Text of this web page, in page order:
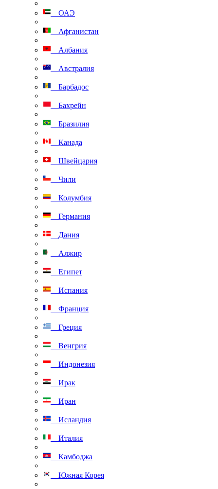
ОАЭ
Афганистан
Албания
Австралия
Барбадос
Бахрейн
Бразилия
Канада
Швейцария
Чили
Колумбия
Германия
Дания
Алжир
Египет
Испания
Франция
Греция
Венгрия
Индонезия
Ирак
Иран
Исландия
Италия
Камбоджа
Южная Корея